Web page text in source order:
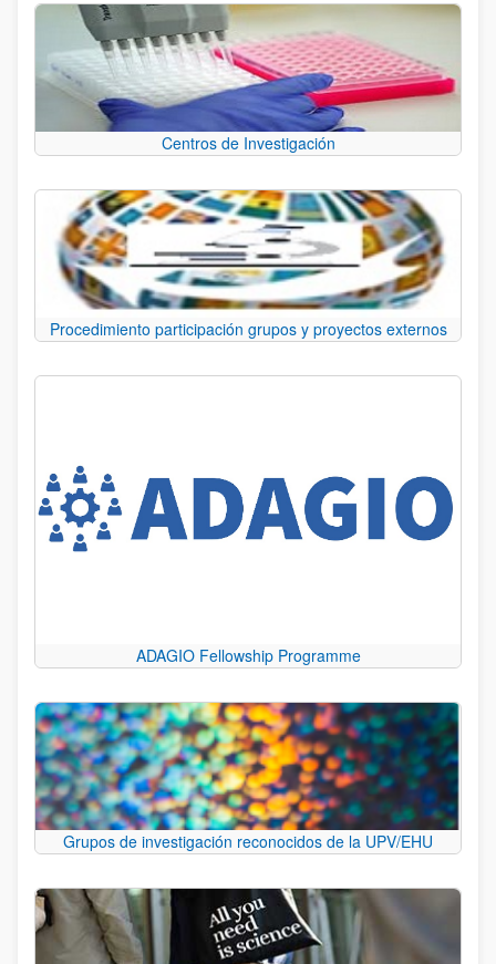
Centros de Investigación
Procedimiento participación grupos y proyectos externos
ADAGIO Fellowship Programme
Grupos de investigación reconocidos de la UPV/EHU